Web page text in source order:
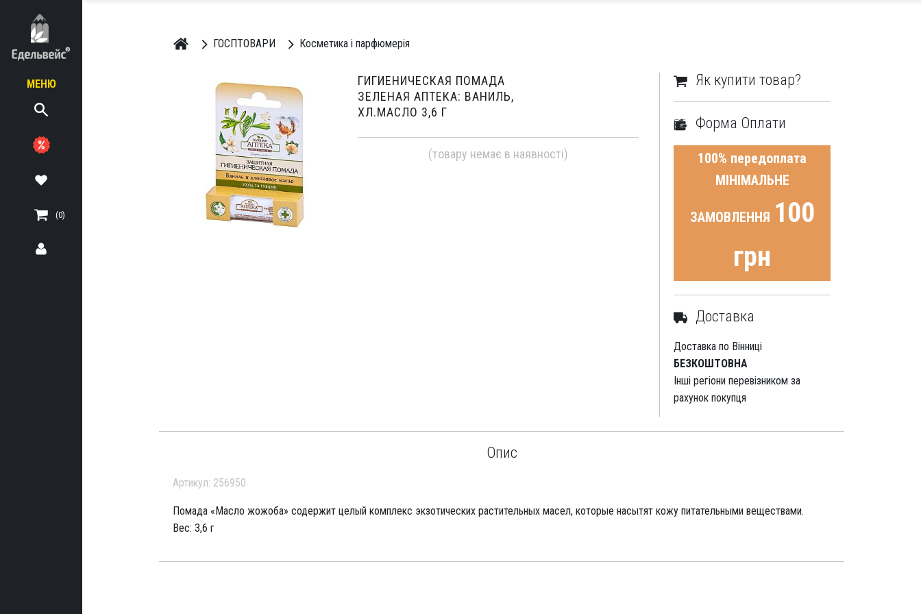
МЕНЮ
(0)
ГОСПТОВАРИ Косметика і парфюмерія
Як купити товар?
Форма Оплати
100% передоплата
МІНІМАЛЬНЕ
ЗАМОВЛЕННЯ 100
грн
Доставка
Доставка по Вінниці
БЕЗКОШТОВНА
Інші регіони перевізником за
рахунок покупця
ГИГИЕНИЧЕСКАЯ ПОМАДА
ЗЕЛЕНАЯ АПТЕКА: ВАНИЛЬ,
ХЛ.МАСЛО 3,6 Г
(товару немає в наявності)
Опис
Артикул: 256950
Помада «Масло жожоба» содержит целый комплекс экзотических растительных масел, которые насытят кожу питательными веществами.
Вес: 3,6 г